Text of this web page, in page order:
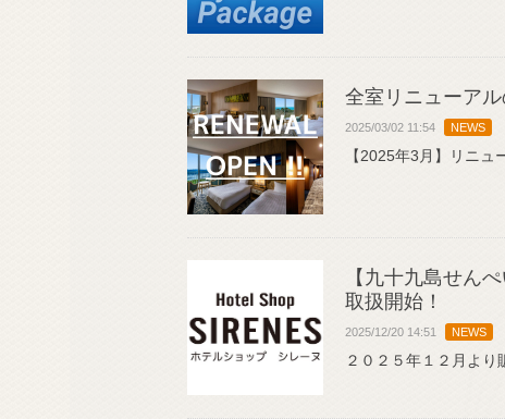
全室リニューア
2025/03/02 11:54 NEWS
【2025年3月】リニュ
【九十九島せん
取扱開始！
2025/12/20 14:51 NEWS
２０２５年１２月より